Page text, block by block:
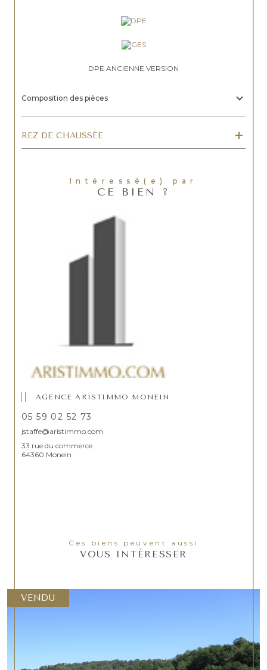
DPE ANCIENNE VERSION
Composition des pièces
REZ DE CHAUSSÉE
Intéressé(e) par
CE BIEN ?
AGENCE ARISTIMMO MONEIN
05 59 02 52 73
jstaffe@aristimmo.com
33 rue du commerce
64360 Monein
Ces biens peuvent aussi
VOUS INTÉRESSER
VENDU